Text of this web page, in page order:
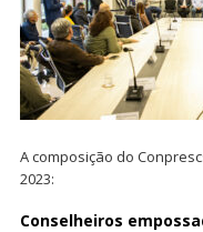
A composição do
2023:
Conselheiros